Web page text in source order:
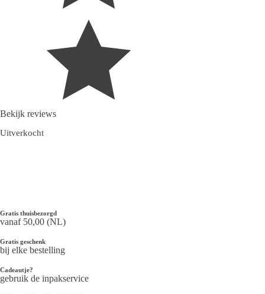
Bekijk reviews
Uitverkocht
Gratis thuisbezorgd
vanaf 50,00 (NL)
Gratis geschenk
bij elke bestelling
Cadeautje?
gebruik de inpakservice